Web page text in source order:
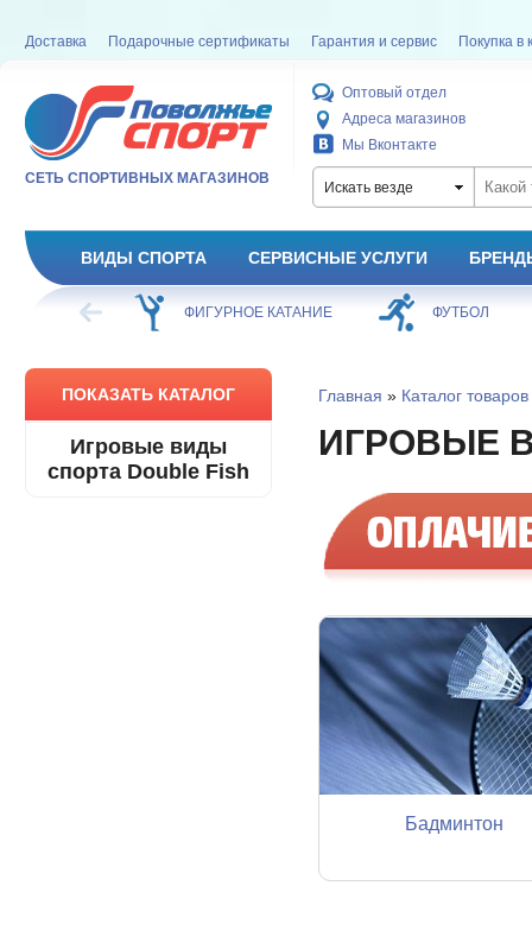
Доставка Подарочные сертификаты Гарантия и сервис Покупка в
СЕТЬ СПОРТИВНЫХ МАГАЗИНОВ
Оптовый отдел
Адреса магазинов
Мы Вконтакте
Искать везде
ВИДЫ СПОРТА СЕРВИСНЫЕ УСЛУГИ
ХОККЕЙ ФИГУРНОЕ КАТАНИЕ ФУТБОЛ
ПОКАЗАТЬ КАТАЛОГ
Игровые виды
спорта Double Fish
Главная » Каталог товаров
ИГРОВЫЕ
Бадминтон